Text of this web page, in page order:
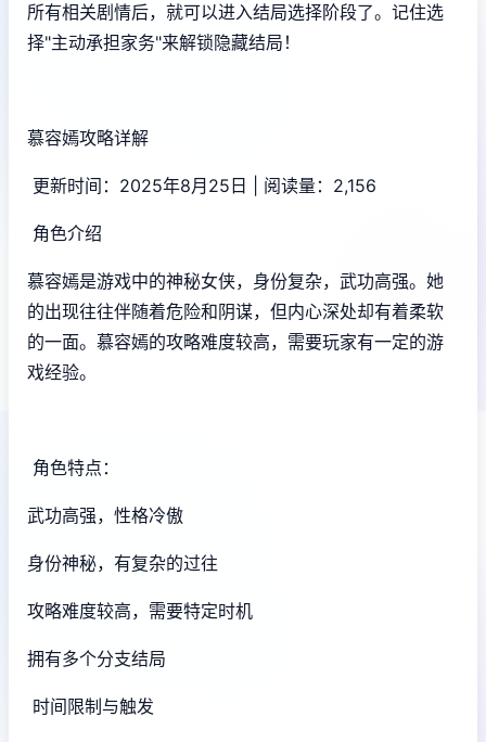
所有相关剧情后，就可以进入结局选择阶段了。记住选
择"主动承担家务"来解锁隐藏结局！
慕容嫣攻略详解
更新时间：2025年8月25日 | 阅读量：2,156
角色介绍
慕容嫣是游戏中的神秘女侠，身份复杂，武功高强。她
的出现往往伴随着危险和阴谋，但内心深处却有着柔软
的一面。慕容嫣的攻略难度较高，需要玩家有一定的游
戏经验。
角色特点：
武功高强，性格冷傲
身份神秘，有复杂的过往
攻略难度较高，需要特定时机
拥有多个分支结局
时间限制与触发